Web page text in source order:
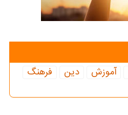
آموزش دین
فرهنگ